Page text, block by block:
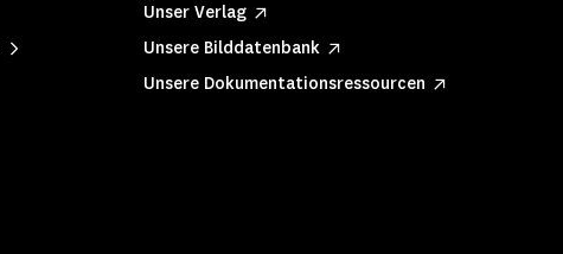
Unser Verlag
Unsere Bilddatenbank
Unsere Dokumentationsressourcen